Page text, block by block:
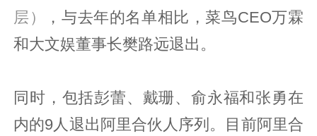
层）
，与去年的名单相比，菜鸟CEO万霖
和大文娱董事长樊路远退出。
同时，包括彭蕾、戴珊、俞永福和张勇在
内的9人退出阿里合伙人序列。目前阿里合